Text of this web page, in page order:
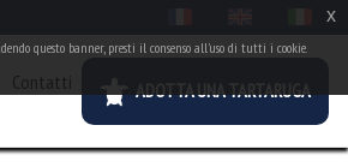
Contatti ADOTTA UNA TARTARUGA
questo banner, presti il consenso all'uso di tutti i cookie.
x